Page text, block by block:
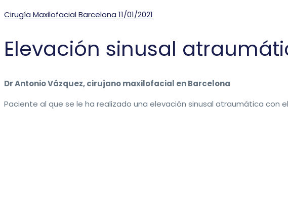
Categories
Cirugía Maxilofacial Barcelona Posted
11/01/2021
Elevación sinusal
Dr Antonio Vázquez, cirujano maxilofacial en Barcelona
Paciente al que se le ha realizado una elevación sinusal atraumática